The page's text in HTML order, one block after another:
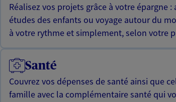
Réalisez vos projets grâce à votre épargne
études des enfants ou voyage autour du
à votre rythme et simplement, selon votre
Santé
Couvrez vos dépenses de santé ainsi que
famille avec la complémentaire santé qui